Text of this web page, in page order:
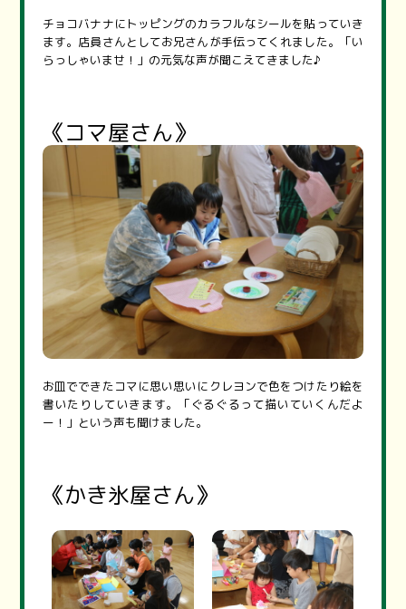
チョコバナナにトッピングのカラフルなシールを貼っていき
ます。店員さんとしてお兄さんが手伝ってくれました。「い
らっしゃいませ！」の元気な声が聞こえてきました♪
《コマ屋さん》
お皿でできたコマに思い思いにクレヨンで色をつけたり絵を
書いたりしていきます。「ぐるぐるって描いていくんだよ
ー！」という声も聞けました。
《かき氷屋さん》